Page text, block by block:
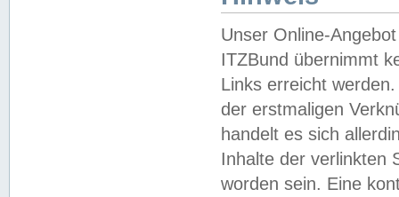
Unser Online-
ITZBund übernimmt
Links erreicht
der erstmaligen
handelt es sich
Inhalte der verlinkten
worden sein. Eine